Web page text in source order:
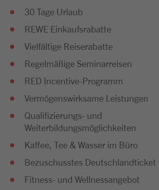
30 Tage Urlaub
REWE Einkaufsrabatte
Vielfältige Reiserabatte
Regelmäßige Seminarreisen
RED Incentive-Programm
Vermögenswirksame Leistungen
Qualifizierungs- und
Weiterbildungsmöglichkeiten
Kaffee, Tee & Wasser im Büro
Bezuschusstes Deutschlandticket
Fitness- und Wellnessangebot